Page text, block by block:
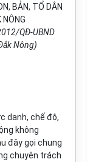
BẢN, TỔ DÂN
QĐ-UBND
Nông)
danh, chế độ,
không
đây gọi chung
chuyên trách